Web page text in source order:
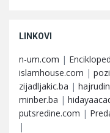
LINKOVI
n-um.com |
islamhouse.com |
zijadljakic.ba |
minber.ba |
putsredine.com |
|